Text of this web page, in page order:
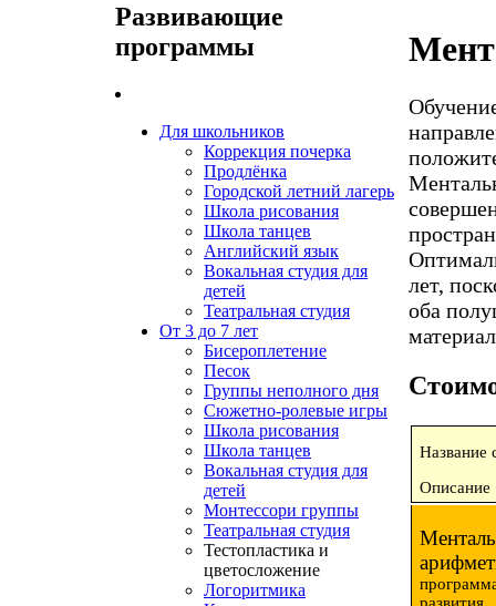
Развивающие
программы
Для школьников
Коррекция почерка
Продлёнка
Городской летний лагерь
Школа рисования
Школа танцев
Английский язык
Вокальная студия для
детей
Театральная студия
От 3 до 7 лет
Бисероплетение
Песок
Группы неполного дня
Сюжетно-ролевые игры
Школа рисования
Школа танцев
Вокальная студия для
детей
Монтессори группы
Театральная студия
Тестопластика и
цветосложение
Логоритмика
лет,
оба
Название
Описание